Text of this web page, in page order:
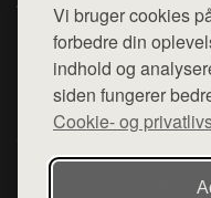
Vi bruger cookies
forbedre din
indhold og
siden fungerer
Cookie- og
Top Rabatter
Kontakt
Denne side er en del af